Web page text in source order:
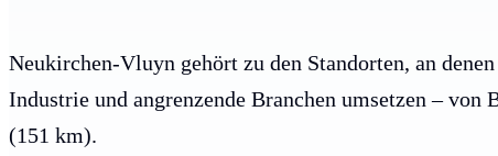
Neukirchen-Vluyn gehört zu den Standorten, an
Industrie und angrenzende Branchen umsetzen – von
(151 km).